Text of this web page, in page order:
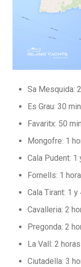
Sa Mesquida:
Es Grau: 30
Favaritx: 50
Mongofre: 1
Cala Pudent: 1
Fornells: 1
Cala Tirant: 1
Cavalleria: 2
Pregonda: 2
La Vall: 2
Ciutadella: 3